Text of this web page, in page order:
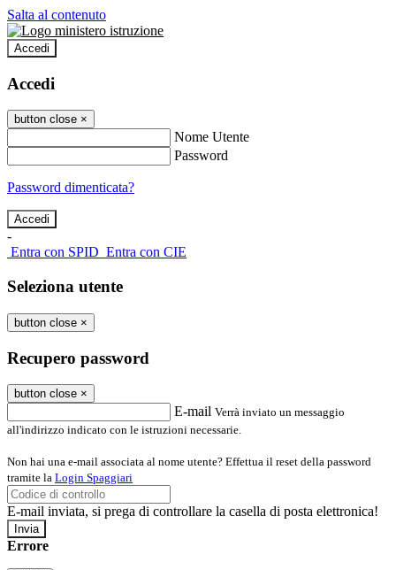
Salta al contenuto
Accedi
Accedi
button close ×
Nome Utente
Password
Password dimenticata?
-
Entra con SPID Entra con CIE
Seleziona utente
button close ×
Recupero password
button close ×
E-mail Verrà inviato un messaggio
all'indirizzo indicato con le istruzioni necessarie.
Non hai una e-mail associata al nome utente? Effettua il reset della password
tramite la Login Spaggiari
E-mail inviata, si prega di controllare la casella di posta elettronica!
Errore